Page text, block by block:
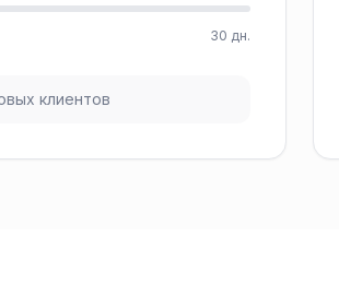
30 дн.
клиентов